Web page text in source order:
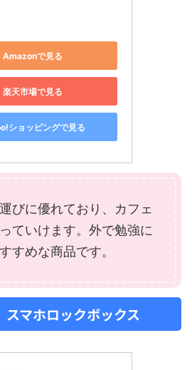
Amazonで見る
楽天市場で見る
ショッピングで見る
びに優れており、カフェ
ていけます。外で勉強に
すめな商品です。
マホロックボックス